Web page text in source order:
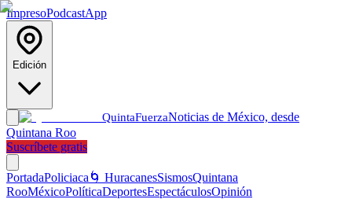
ImpresoPodcastApp
Edición
QuintaFuerzaNoticias de México, desde
Quintana Roo
Suscríbete gratis
PortadaPoliciaca 🌀 HuracanesSismosQuintana
RooMéxicoPolíticaDeportesEspectáculosOpinión